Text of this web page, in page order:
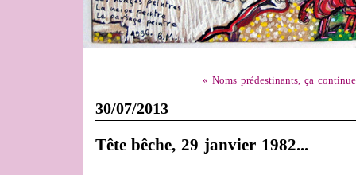
« Noms prédestinants, ça continue
30/07/2013
Tête bêche, 29 janvier 1982...